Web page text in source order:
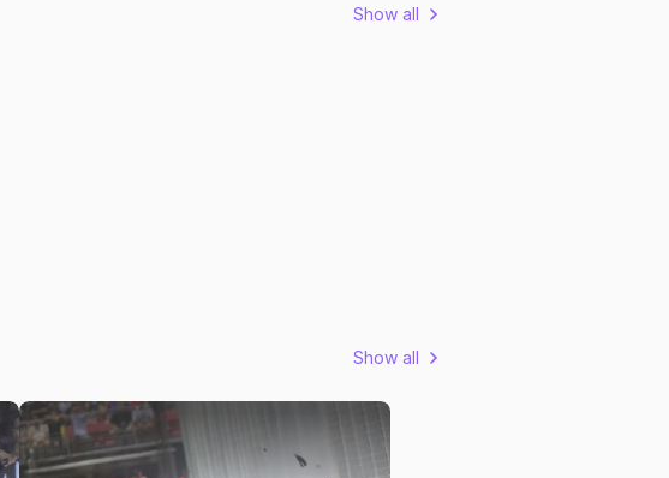
Show all
Show all